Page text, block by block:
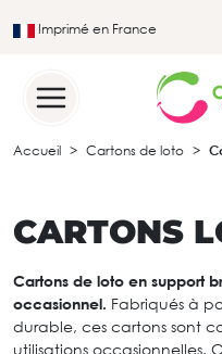
Imprimé en France
Accueil Cartons de loto
CARTONS
Cartons de loto en support
occasionnel. Fabriqués à
durable, ces cartons sont
utilisations occasionnelles.